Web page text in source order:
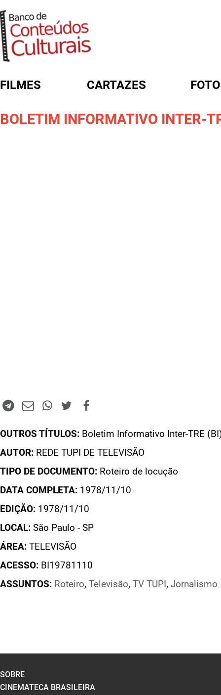
FILMES CARTAZES
BOLETIM INFORMATIVO INTER-
OUTROS TÍTULOS: Boletim Informativo Inter-TRE
AUTOR: REDE TUPI DE TELEVISÃO
TIPO DE DOCUMENTO: Roteiro de locução
DATA COMPLETA: 1978/11/10
EDIÇÃO: 1978/11/10
LOCAL: São Paulo - SP
ÁREA: TELEVISÃO
ACESSO: BI19781110
ASSUNTOS: Roteiro, Televisão, TV TUPI , Jornalismo
FORMULÁRIO DE BUSCA
SOBRE
CINEMATECA BRASILEIRA